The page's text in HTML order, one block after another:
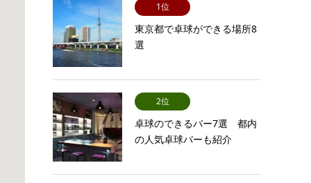
1位
東京都で卓球ができる場所8
選
2位
卓球のできるバー7選 都内
の人気卓球バーも紹介